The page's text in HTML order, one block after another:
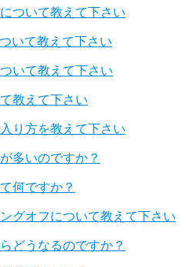
ついて教えて下さい
いて教えて下さい
いて教えて下さい
教えて下さい
り方を教えて下さい
多いのですか？
何ですか？
グオフについて教えて下さい
どうなるのですか？